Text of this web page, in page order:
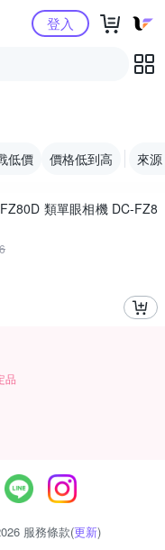
購物中心登入
低價 價格低到高 來源
類單眼相機 DC-FZ8
品
服務條款(更新)